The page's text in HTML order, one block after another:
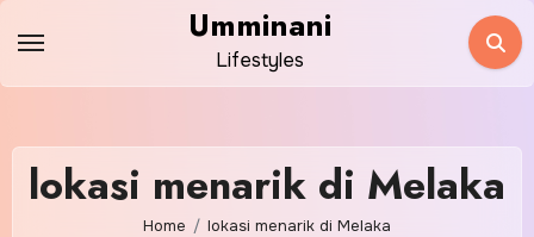
content
Umminani
Lifestyles
lokasi menarik di Melaka
Home lokasi menarik di Melaka